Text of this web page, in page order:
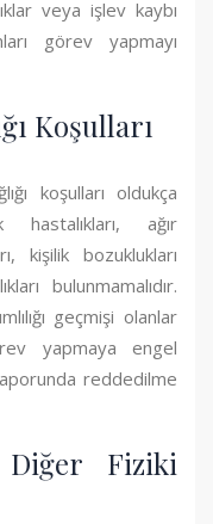
veya işlev kaybı
görev yapmayı
Koşulları
koşulları oldukça
hastalıkları, ağır
kişilik bozuklukları
bulunmamalıdır.
geçmişi olanlar
yapmaya engel
reddedilme
Fiziki